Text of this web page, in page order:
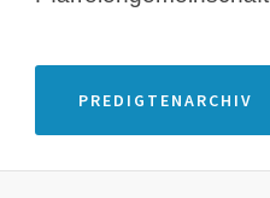
PREDIGTENARCHIV